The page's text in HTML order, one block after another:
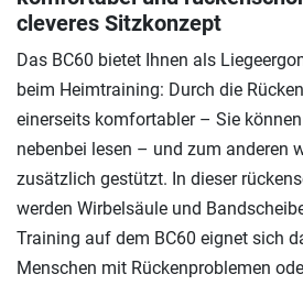
cleveres Sitzkonzept
Das BC60 bietet Ihnen als
beim Heimtraining: Durch die
einerseits komfortabler – Sie
nebenbei lesen – und zum anderen
zusätzlich gestützt. In dieser
werden Wirbelsäule und
Training auf dem BC60 eignet sich
Menschen mit Rückenproblemen